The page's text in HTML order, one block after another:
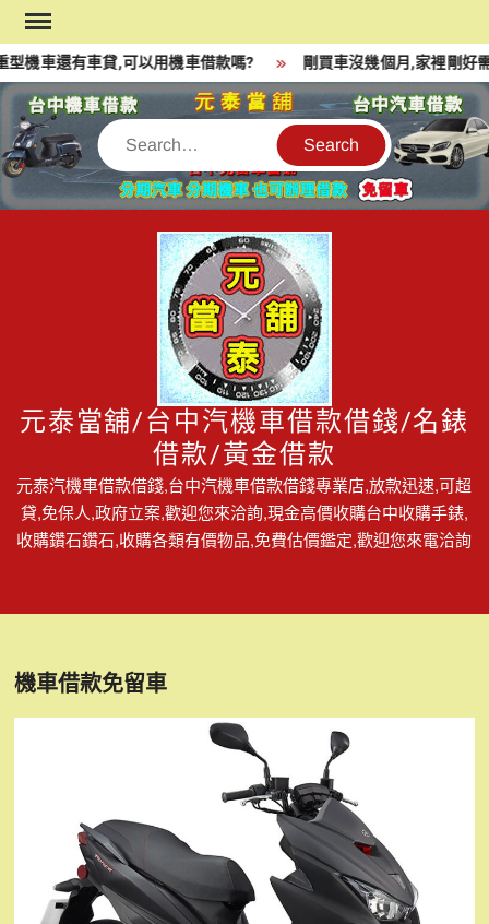
Skip
to
content
機車還有車貸,可以用機車借款嗎? 剛買車沒幾個月,家裡剛好
Search
元泰當舖/台中汽機車借款借錢/名錶
借款/黃金借款
元泰汽機車借款借錢,台中汽機車借款借錢專業店,放款迅速,可超
貸,免保人,政府立案,歡迎您來洽詢,現金高價收購台中收購手錶,
收購鑽石鑽石,收購各類有價物品,免費估價鑑定,歡迎您來電洽詢
機車借款免留車